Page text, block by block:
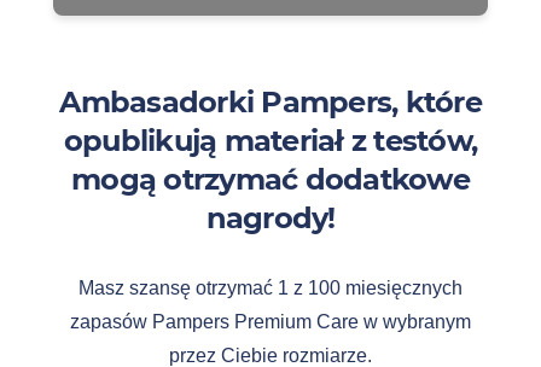
Ambasadorki Pampers, które
opublikują materiał z testów,
mogą otrzymać dodatkowe
nagrody!
Masz szansę otrzymać 1 z 100 miesięcznych
zapasów Pampers Premium Care w wybranym
przez Ciebie rozmiarze.